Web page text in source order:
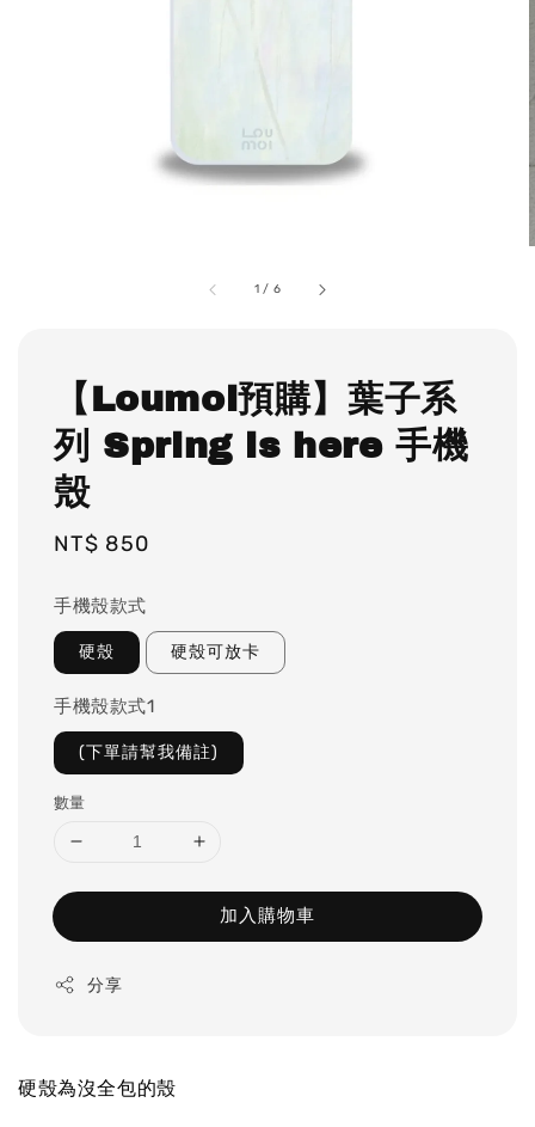
1 / 6
【Loumoi預購】葉子系
列 Spring is here 手機
殼
Regular
NT$ 850
手機殼款式
硬殼 硬殼可放卡
手機殼款式1
(下單請幫我備註)
數量
加入購物車
分享
硬殼為沒全包的殼